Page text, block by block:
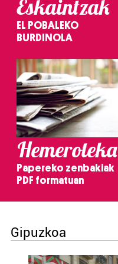
Eskaintzak
EL POBALEKO
BURDINOLA
Hemeroteka
Papereko zenbakiak
PDF formatuan
Gipuzkoa